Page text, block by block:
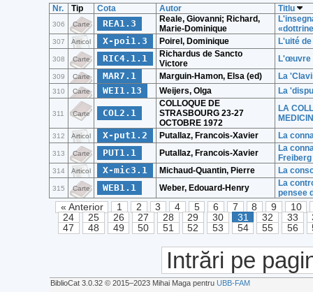
Nr. Tip Cota Autor Titlu
306 Carte REA1.3
Reale, Giovanni; Richard,
Marie-Dominique
307 Articol X-poi1.3 Poirel, Dominique L'uité
308 Carte RIC4.1.1
Richardus de Sancto
Victore
L'œuvre
309 Carte MAR7.1 Marguin-Hamon, Elsa (ed) La
310 Carte WEI1.13 Weijers, Olga La
311 Carte COL2.1
COLLOQUE DE
STRASBOURG 23-27
OCTOBRE 1972
LA
312 Articol X-put1.2 Putallaz, Francois-Xavier La
313 Carte PUT1.1 Putallaz, Francois-Xavier
La
Freiberg
314 Articol X-mic3.1 Michaud-Quantin, Pierre La
315 Carte WEB1.1 Weber, Edouard-Henry
La
pensee
« Anterior 1 2 3 4 5 6 7 8 9
10
24
25 26 27 28 29 30 31 32 33
47
48 49 50 51 52 53 54 55 56
Intrări pe
BiblioCat 3.0.32 © 2015‒2023 Mihai Maga pentru UBB-FAM